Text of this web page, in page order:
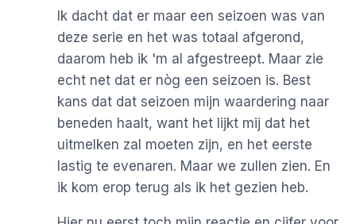
Ik dacht dat er maar een seizoen was van
deze serie en het was totaal afgerond,
daarom heb ik 'm al afgestreept. Maar zie
echt net dat er nòg een seizoen is. Best
kans dat dat seizoen mijn waardering naar
beneden haalt, want het lijkt mij dat het
uitmelken zal moeten zijn, en het eerste
lastig te evenaren. Maar we zullen zien. En
ik kom erop terug als ik het gezien heb.